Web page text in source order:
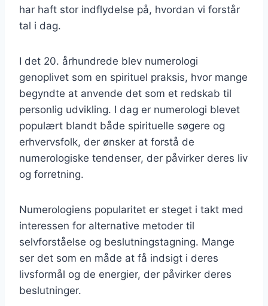
har haft stor indflydelse på, hvordan vi forstår
tal i dag.
I det 20. århundrede blev numerologi
genoplivet som en spirituel praksis, hvor mange
begyndte at anvende det som et redskab til
personlig udvikling. I dag er numerologi blevet
populært blandt både spirituelle søgere og
erhvervsfolk, der ønsker at forstå de
numerologiske tendenser, der påvirker deres liv
og forretning.
Numerologiens popularitet er steget i takt med
interessen for alternative metoder til
selvforståelse og beslutningstagning. Mange
ser det som en måde at få indsigt i deres
livsformål og de energier, der påvirker deres
beslutninger.